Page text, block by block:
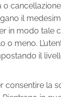
il
in modo tale
meno.
il
consentire la